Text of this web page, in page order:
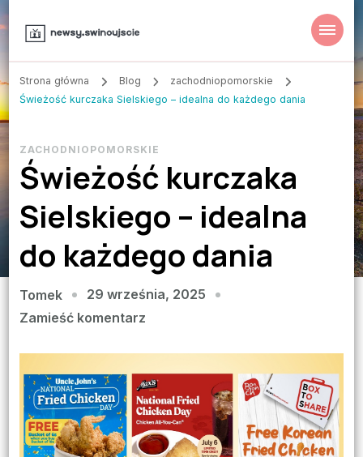
Strona główna Blog
zachodniopomorskie
Świeżość kurczaka Sielskiego – idealna do każdego dania
ZACHODNIOPOMORSKIE
Świeżość kurczaka
Sielskiego – idealna
do każdego dania
Tomek
29 września, 2025
Zamieść komentarzwe
kurczaka
Sielskiego
–
idealna